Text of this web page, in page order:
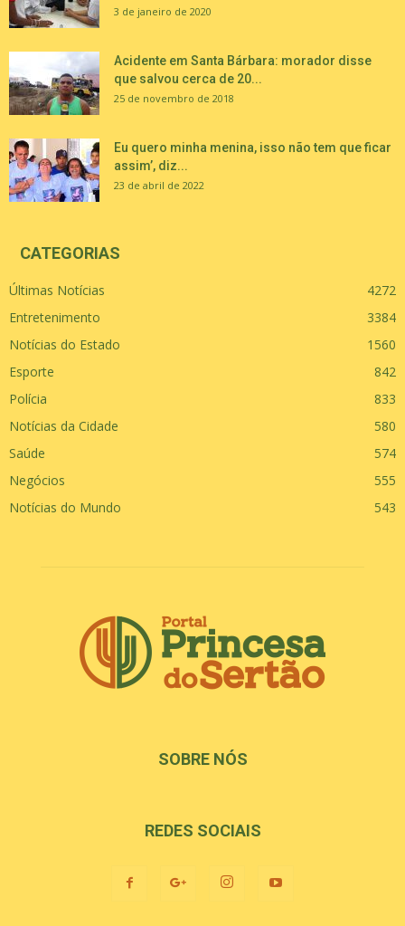
3 de janeiro de 2020
Acidente em Santa Bárbara: morador disse
que salvou cerca de 20...
25 de novembro de 2018
Eu quero minha menina, isso não tem que ficar
assim’, diz...
23 de abril de 2022
CATEGORIAS
Últimas Notícias
4272
Entretenimento
3384
Notícias do Estado
1560
Esporte
842
Polícia
833
Notícias da Cidade
580
Saúde
574
Negócios
555
Notícias do Mundo
543
SOBRE NÓS
REDES SOCIAIS